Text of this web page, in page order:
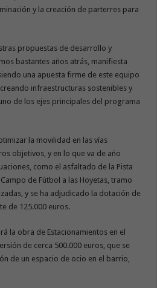
y la creación de parterres para
propuestas de desarrollo y
bastantes años atrás, manifiesta
una apuesta firme de este equipo
infraestructuras sostenibles y
de los ejes principales del programa
la movilidad en las vías
objetivos, y en lo que va de año
como el asfaltado de la Pista
de Fútbol a las Hoyetas, tramo
y se ha adjudicado la dotación de
de 125.000 euros.
la obra de Estacionamientos en el
de cerca 500.000 euros, que se
de un espacio de ocio en el barrio,